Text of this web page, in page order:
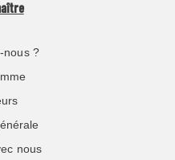
nous ?
nous